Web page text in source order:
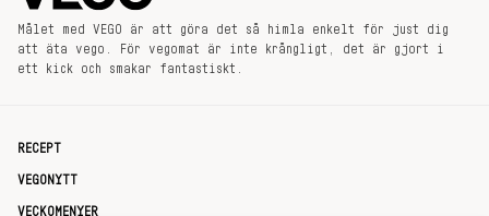
Målet med VEGO är att göra det så himla enkelt för just dig
att äta vego. För vegomat är inte krångligt, det är gjort i
ett kick och smakar fantastiskt.
RECEPT
VEGONYTT
VECKOMENYER